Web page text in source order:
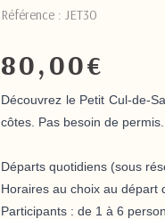
Référence : JET30
80,00€
Découvrez le Petit Cul-de-
côtes. Pas besoin de permis.
Départs quotidiens (sous
Horaires au choix au départ
Participants : de 1 à 6